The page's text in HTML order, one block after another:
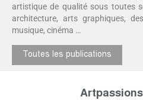
artistique de qualité sous toutes
architecture, arts graphiques,
musique, cinéma …
Toutes les publications